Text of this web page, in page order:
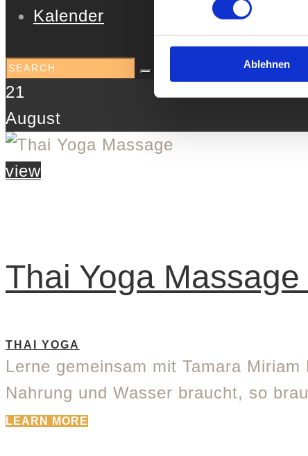
Ablehnen
Kalender
21
August
view
Thai Yoga
THAI YOGA
Lerne gemeinsam mit Tamara
Nahrung und Wasser braucht, so
LEARN MORE